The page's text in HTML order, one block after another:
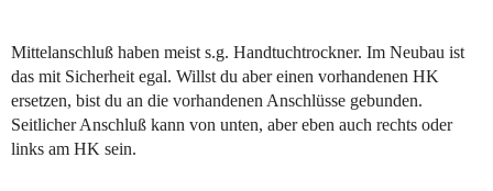
Mittelanschluß haben meist s.g. Handtuchtrockner. Im Neubau ist
das mit Sicherheit egal. Willst du aber einen vorhandenen HK
ersetzen, bist du an die vorhandenen Anschlüsse gebunden.
Seitlicher Anschluß kann von unten, aber eben auch rechts oder
links am HK sein.